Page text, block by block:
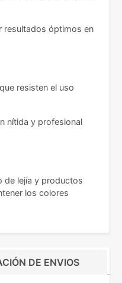
resultados óptimos en
resisten el uso
nítida y profesional
de lejía y productos
los colores
DE ENVIOS